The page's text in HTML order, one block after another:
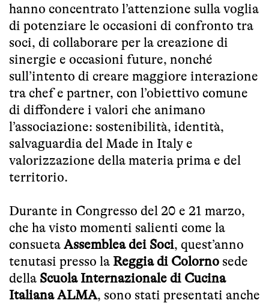
hanno concentrato l’attenzione sulla voglia
di potenziare le occasioni di confronto tra
soci, di collaborare per la creazione di
sinergie e occasioni future, nonché
sull’intento di creare maggiore interazione
tra chef e partner, con l’obiettivo comune
di diffondere i valori che animano
l’associazione: sostenibilità, identità,
salvaguardia del Made in Italy e
valorizzazione della materia prima e del
territorio.
Durante in Congresso del 20 e 21 marzo,
che ha visto momenti salienti come la
consueta Assemblea dei Soci, quest’anno
tenutasi presso la Reggia di Colorno sede
della Scuola Internazionale di Cucina
Italiana ALMA, sono stati presentati anche